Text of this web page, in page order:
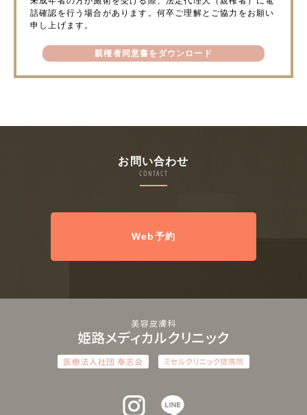
話確認を行う場合があります。何卒ご理解とご協力をお願い
申し上げます。
親権者同意書をダウンロード
お問い合わせ
CONTACT
Web予約
インスタグラム